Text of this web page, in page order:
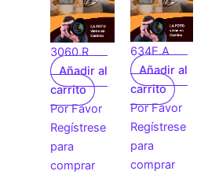
3060.R
Añadir al
carrito
Por Favor
Regístrese
para
comprar
634E.A
Añadir al
carrito
Por Favor
Regístrese
para
comprar